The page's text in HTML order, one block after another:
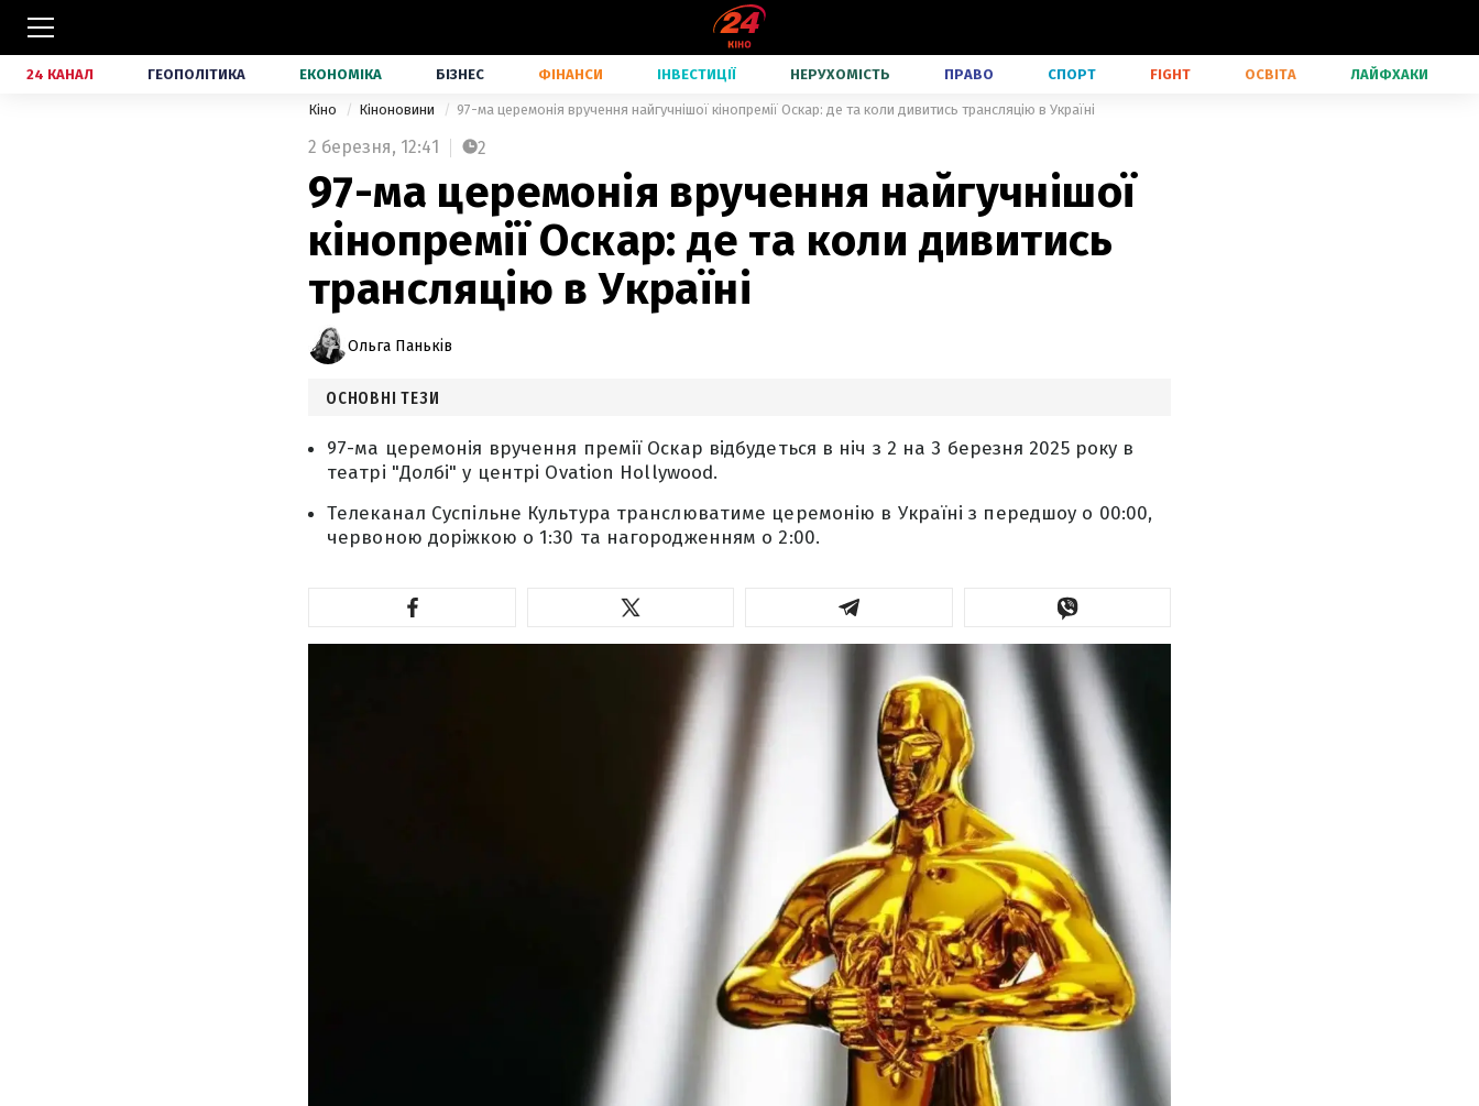
24 КАНАЛ ГЕОПОЛІТИКА ЕКОНОМІКА БІЗНЕС ФІНАНСИ ІНВЕСТИЦІЇ НЕРУХОМІСТЬ ПРАВО СПОРТ FIGHT ОСВІТА ЛАЙФХАКИ
Кіно Кіноновини 97-ма церемонія вручення найгучнішої кінопремії Оскар: де та коли дивитись трансляцію в Україні
2 березня, 12:41 2
97-ма церемонія вручення найгучнішої
кінопремії Оскар: де та коли дивитись
трансляцію в Україні
Ольга Паньків
ОСНОВНІ ТЕЗИ
97-ма церемонія вручення премії Оскар відбудеться в ніч з 2 на 3 березня 2025 року в
театрі "Долбі" у центрі Ovation Hollywood.
Телеканал Суспільне Культура транслюватиме церемонію в Україні з передшоу о 00:00,
червоною доріжкою о 1:30 та нагородженням о 2:00.